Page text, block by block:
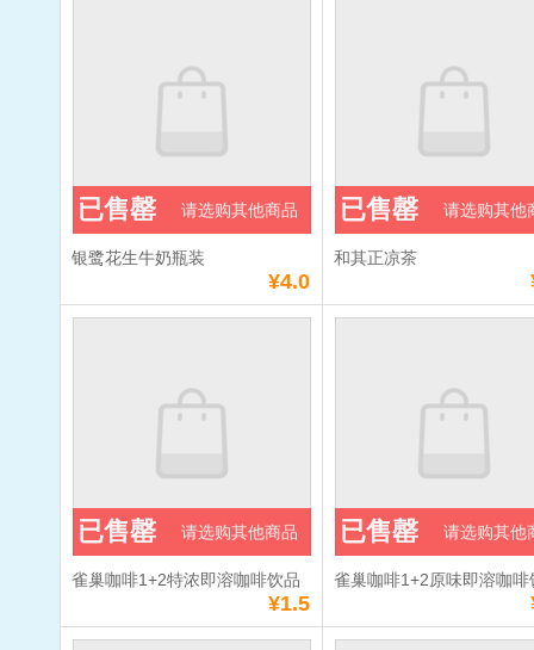
银鹭花生牛奶瓶装
¥4.0
已售罄 请选购其他商品
和其正凉茶
已售罄 请选购其他
雀巢咖啡1+2特浓即溶咖啡饮品
¥1.5
已售罄 请选购其他商品
雀巢咖啡1+2原味即溶咖啡
已售罄 请选购其他